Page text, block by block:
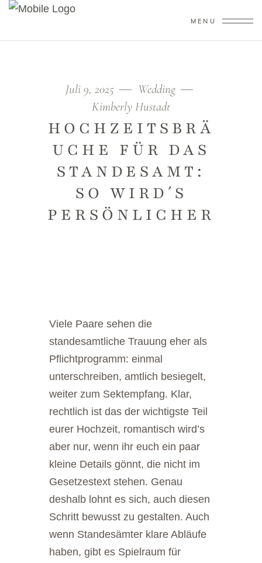
MENU
Juli 9, 2025
Wedding
Kimberly Hustadt
HOCHZEITSBRÄ
UCHE FÜR DAS
STANDESAMT:
SO WIRD´S
PERSÖNLICHER
Viele Paare sehen die
standesamtliche Trauung eher als
Pflichtprogramm: einmal
unterschreiben, amtlich besiegelt,
weiter zum Sektempfang. Klar,
rechtlich ist das der wichtigste Teil
eurer Hochzeit, romantisch wird’s
aber nur, wenn ihr euch ein paar
kleine Details gönnt, die nicht im
Gesetzestext stehen. Genau
deshalb lohnt es sich, auch diesen
Schritt bewusst zu gestalten. Auch
wenn Standesämter klare Abläufe
haben, gibt es Spielraum für